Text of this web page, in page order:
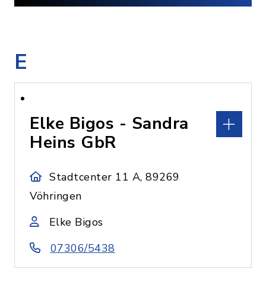
E
Elke Bigos - Sandra
Heins GbR
Stadtcenter 11 A, 89269
Vöhringen
Elke Bigos
07306/5438